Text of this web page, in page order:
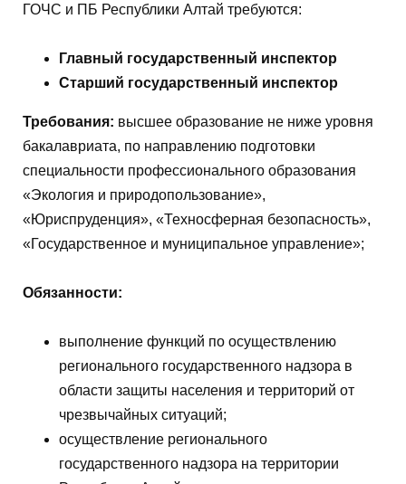
ГОЧС и ПБ Республики Алтай требуются:
Главный государственный инспектор
Старший государственный инспектор
Требования: высшее образование не ниже уровня
бакалавриата, по направлению подготовки
специальности профессионального образования
«Экология и природопользование»,
«Юриспруденция», «Техносферная безопасность»,
«Государственное и муниципальное управление»;
Обязанности:
выполнение функций по осуществлению
регионального государственного надзора в
области защиты населения и территорий от
чрезвычайных ситуаций;
осуществление регионального
государственного надзора на территории